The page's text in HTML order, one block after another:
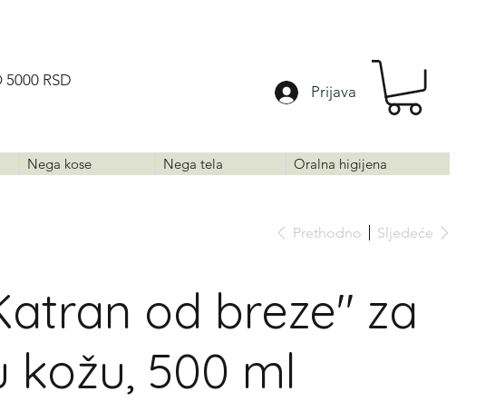
5000 RSD
Nega kose Nega tela Oralna higijena
Prijava
Prethodno Sljedeće
od breze" za
500 ml